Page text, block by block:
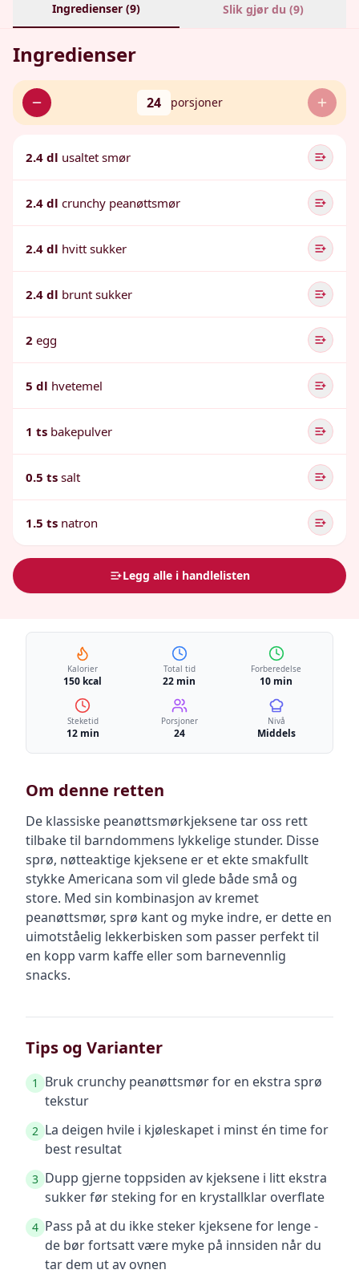
Ingredienser (9) Slik gjør du (9)
Ingredienser
24 porsjoner
2.4 dl usaltet smør
2.4 dl crunchy peanøttsmør
2.4 dl hvitt sukker
2.4 dl brunt sukker
2 egg
5 dl hvetemel
1 ts bakepulver
0.5 ts salt
1.5 ts natron
Legg alle i handlelisten
Kalorier
150 kcal
Total tid
22 min
Forberedelse
10 min
Steketid
12 min
Porsjoner
24
Nivå
Middels
Om denne retten
De klassiske peanøttsmørkjeksene tar oss rett
tilbake til barndommens lykkelige stunder. Disse
sprø, nøtteaktige kjeksene er et ekte smakfullt
stykke Americana som vil glede både små og
store. Med sin kombinasjon av kremet
peanøttsmør, sprø kant og myke indre, er dette en
uimotståelig lekkerbisken som passer perfekt til
en kopp varm kaffe eller som barnevennlig
snacks.
Tips og Varianter
1
Bruk crunchy peanøttsmør for en ekstra sprø
tekstur
2 La deigen hvile i kjøleskapet i minst én time for
best resultat
3 Dupp gjerne toppsiden av kjeksene i litt ekstra
sukker før steking for en krystallklar overflate
4 Pass på at du ikke steker kjeksene for lenge -
de bør fortsatt være myke på innsiden når du
tar dem ut av ovnen